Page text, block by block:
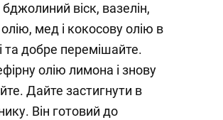
бджолиний віск, вазелін,
мед і кокосову олію в
та добре перемішайте.
олію лимона і знову
Дайте застигнути в
Він готовий до